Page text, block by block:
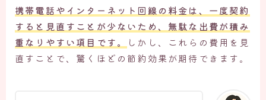
携帯電話やインターネット回線の料金は、一度契約
すると見直すことが少ないため、無駄な出費が積み
重なりやすい項目です。
しかし、これらの費用を見
直すことで、驚くほどの節約効果が期待できます。